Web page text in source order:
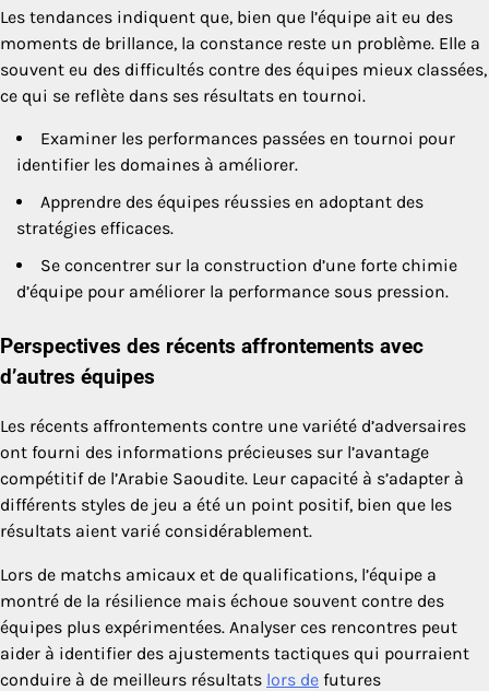
Les tendances indiquent que, bien que l’équipe ait eu des
moments de brillance, la constance reste un problème. Elle a
souvent eu des difficultés contre des équipes mieux classées,
ce qui se reflète dans ses résultats en tournoi.
Examiner les performances passées en tournoi pour
identifier les domaines à améliorer.
Apprendre des équipes réussies en adoptant des
stratégies efficaces.
Se concentrer sur la construction d’une forte chimie
d’équipe pour améliorer la performance sous pression.
Perspectives des récents affrontements avec
d’autres équipes
Les récents affrontements contre une variété d’adversaires
ont fourni des informations précieuses sur l’avantage
compétitif de l’Arabie Saoudite. Leur capacité à s’adapter à
différents styles de jeu a été un point positif, bien que les
résultats aient varié considérablement.
Lors de matchs amicaux et de qualifications, l’équipe a
montré de la résilience mais échoue souvent contre des
équipes plus expérimentées. Analyser ces rencontres peut
aider à identifier des ajustements tactiques qui pourraient
conduire à de meilleurs résultats lors de futures